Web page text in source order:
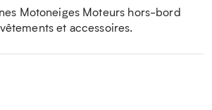
Motoneiges Moteurs hors-bord
et accessoires.